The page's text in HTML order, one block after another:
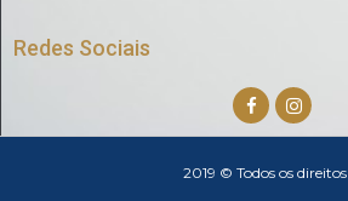
Redes Sociais
2019 © Todos os direitos